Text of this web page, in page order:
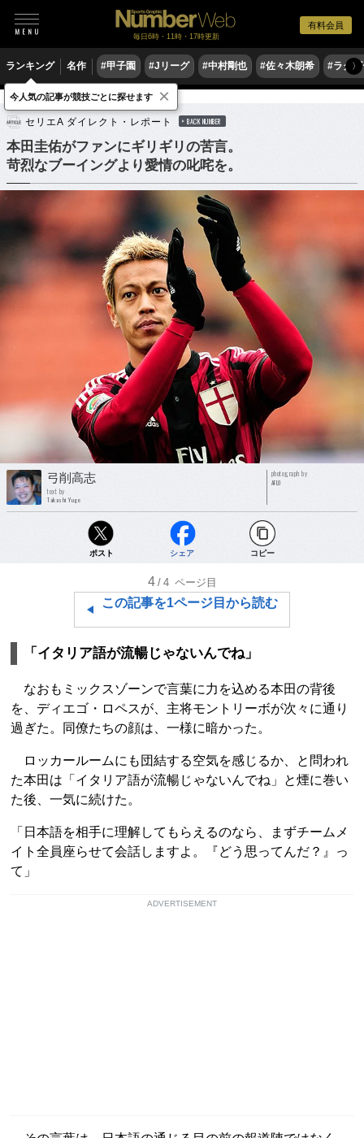
有料会員
毎日6時・11時・17時更新
ランキング 名作 #甲子園 #Jリーグ #中村剛也 #佐々木朗希 #ラグ〉
サッカー 海外サッカー
セリエA ダイレクト・レポート BACK NUMBER
本田圭佑がファンにギリギリの苦言。
苛烈なブーイングより愛情の叱咤を。
弓削高志
text by
Takashi Yuge
photograph by
AFLO
ポスト シェア コピー
4 /4 ページ目
この記事を1ページ目から読む
「イタリア語が流暢じゃないんでね」
なおもミックスゾーンで言葉に力を込める本田の背後
を、ディエゴ・ロペスが、主将モントリーボが次々に通り
過ぎた。同僚たちの顔は、一様に暗かった。
ロッカールームにも団結する空気を感じるか、と問われ
た本田は「イタリア語が流暢じゃないんでね」と煙に巻い
た後、一気に続けた。
「日本語を相手に理解してもらえるのなら、まずチームメ
イト全員座らせて会話しますよ。『どう思ってんだ？』っ
て」
ADVERTISEMENT
今人気の記事が競技ごとに探せます ×